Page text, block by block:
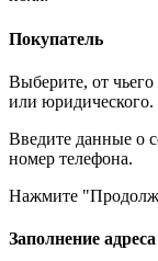
Покупатель
Выберите, от
или юридического.
Введите данные о
номер телефона.
Нажмите
Заполнение адреса